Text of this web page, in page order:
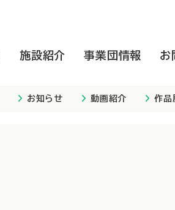
施設紹介 事業団情報 お
お知らせ 動画紹介 作品